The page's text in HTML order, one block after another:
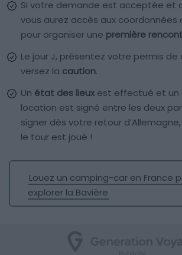
Si votre demande est acceptée et
vous aurez accès aux coordonnées
pour organiser une première
Le jour J, présentez votre permis
versez la caution.
Un état des lieuxest effectué et un
location est signé entre les deux
signer dès votre retour
le tour est joué !
Louez un camping-car en France
explorer la Bavière